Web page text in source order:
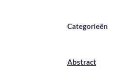
Categorieën
Abstract